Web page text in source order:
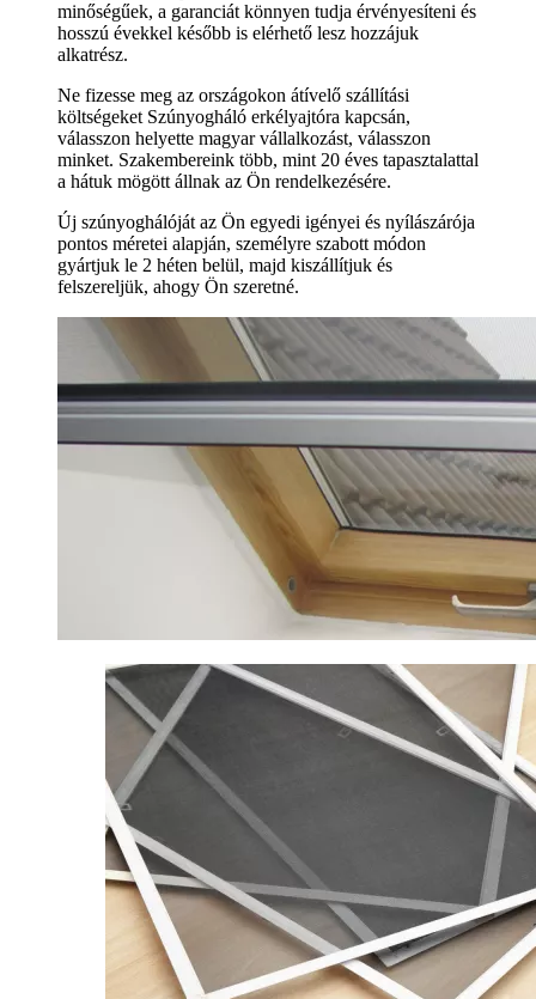
minőségűek, a garanciát könnyen tudja érvényesíteni és
hosszú évekkel később is elérhető lesz hozzájuk
alkatrész.
Ne fizesse meg az országokon átívelő szállítási
költségeket Szúnyogháló erkélyajtóra kapcsán,
válasszon helyette magyar vállalkozást, válasszon
minket. Szakembereink több, mint 20 éves tapasztalattal
a hátuk mögött állnak az Ön rendelkezésére.
Új szúnyoghálóját az Ön egyedi igényei és nyílászárója
pontos méretei alapján, személyre szabott módon
gyártjuk le 2 héten belül, majd kiszállítjuk és
felszereljük, ahogy Ön szeretné.